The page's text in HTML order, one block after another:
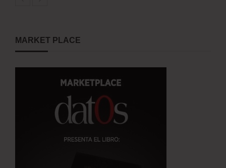
MARKET PLACE